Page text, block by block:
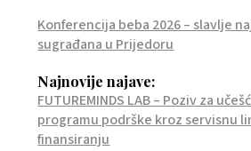
Konferencija beba 2026 – slavlje
sugrađana u Prijedoru
Najnovije najave:
FUTUREMINDS LAB – Poziv za
programu podrške kroz servisnu
finansiranju